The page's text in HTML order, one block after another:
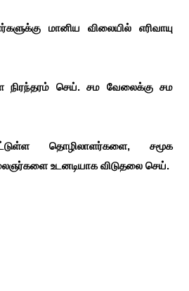
மானிய விலையில் எரிவாயு
நிரந்தரம் செய். சம வேலைக்கு சம
தொழிலாளர்களை, சமூக
உடனடியாக விடுதலை செய்.